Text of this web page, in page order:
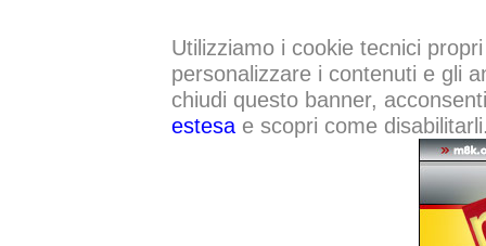
Utilizziamo i cookie tecnici
personalizzare i contenuti e gli
chiudi questo banner,
estesae scopri come